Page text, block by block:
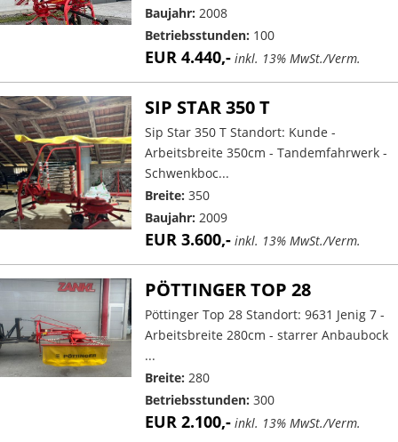
Baujahr: 2008
Betriebsstunden: 100
EUR 4.440,- inkl. 13% MwSt./Verm.
SIP STAR 350 T
Sip Star 350 T Standort: Kunde -
Arbeitsbreite 350cm - Tandemfahrwerk -
Schwenkboc...
Breite: 350
Baujahr: 2009
EUR 3.600,- inkl. 13% MwSt./Verm.
PÖTTINGER TOP 28
Pöttinger Top 28 Standort: 9631 Jenig 7 -
Arbeitsbreite 280cm - starrer Anbaubock
...
Breite: 280
Betriebsstunden: 300
EUR 2.100,- inkl. 13% MwSt./Verm.